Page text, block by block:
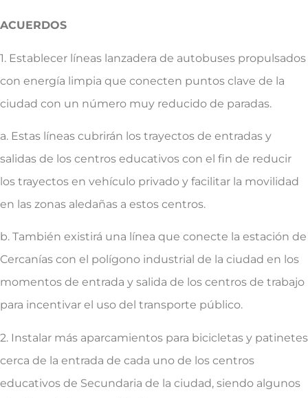
ACUERDOS
1. Establecer líneas lanzadera de autobuses propulsados
con energía limpia que conecten puntos clave de la
ciudad con un número muy reducido de paradas.
a. Estas líneas cubrirán los trayectos de entradas y
salidas de los centros educativos con el fin de reducir
los trayectos en vehículo privado y facilitar la movilidad
en las zonas aledañas a estos centros.
b. También existirá una línea que conecte la estación de
Cercanías con el polígono industrial de la ciudad en los
momentos de entrada y salida de los centros de trabajo
para incentivar el uso del transporte público.
2. Instalar más aparcamientos para bicicletas y patinetes
cerca de la entrada de cada uno de los centros
educativos de Secundaria de la ciudad, siendo algunos